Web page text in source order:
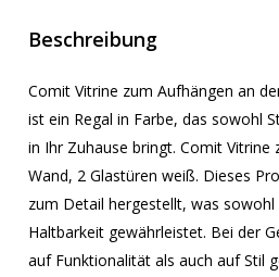
Beschreibung
Comit Vitrine zum Aufhängen an
ist ein Regal in Farbe, das sowohl
in Ihr Zuhause bringt. Comit Vitrine
Wand, 2 Glastüren weiß. Dieses
zum Detail hergestellt, was
Haltbarkeit gewährleistet. Bei der
auf Funktionalität als auch auf Stil